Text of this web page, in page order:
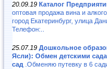
20.09.19 Каталог
оптовая продажа вина и
город Екатеринбург, улица
Телефон:..
25.07.19 Дошкольное
Ясли): Обмен детскими
сад .Обменяю путевку в 6